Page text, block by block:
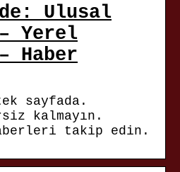
Ulusal
Yerel
Haber
sayfada.
kalmayın.
takip edin.